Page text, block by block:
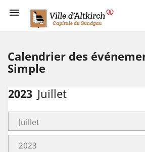

Calendrier des
Simple
2023 Juillet